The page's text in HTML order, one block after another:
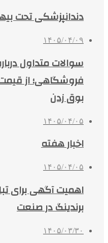
دندانپزشکی تحت
۱۴۰۵/۰۴/۰۹
سوالات متداول
فروشگاهی؛ از
بوق زدن
۱۴۰۵/۰۴/۰۵
اخبار هفته
۱۴۰۵/۰۴/۰۵
اهمیت آگهی برای
برندینگ در صنعت
۱۴۰۵/۰۳/۳۰